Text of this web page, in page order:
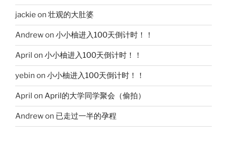
jackie on 壮观的大肚婆
Andrewon 小小柚进入100天倒计时！！
April on 小小柚进入100天倒计时！！
yebin on 小小柚进入100天倒计时！！
April on April的大学同学聚会（偷拍）
Andrewon 已走过一半的孕程